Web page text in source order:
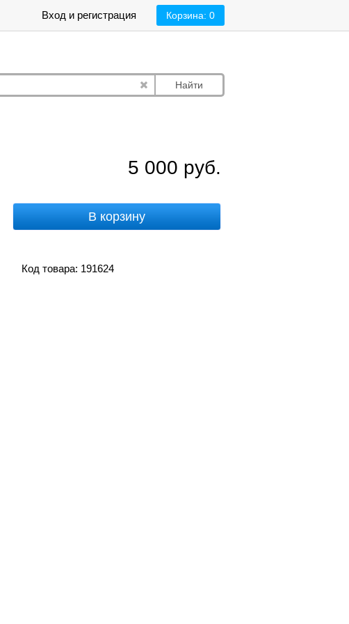
Корзина: 0
Вход и регистрация
Найти
5 000 руб.
В корзину
Код товара: 191624